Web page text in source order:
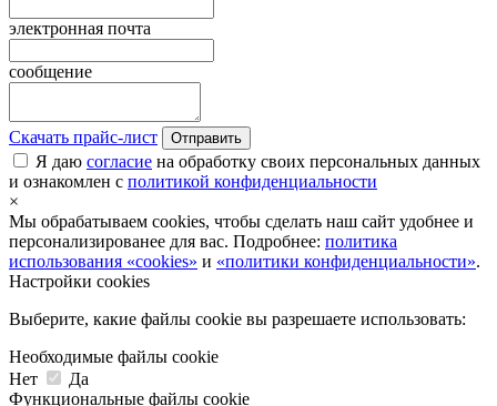
электронная почта
сообщение
Скачать прайс-лист Отправить
Я даю согласие на обработку своих персональных данных
и ознакомлен с политикой конфиденциальности
×
Мы обрабатываем cookies, чтобы сделать наш сайт удобнее и
персонализированее для вас. Подробнее: политика
использования «cookies» и «политики конфиденциальности».
Настройки cookies
Выберите, какие файлы cookie вы разрешаете использовать:
Необходимые файлы cookie
Нет
Да
Функциональные файлы cookie